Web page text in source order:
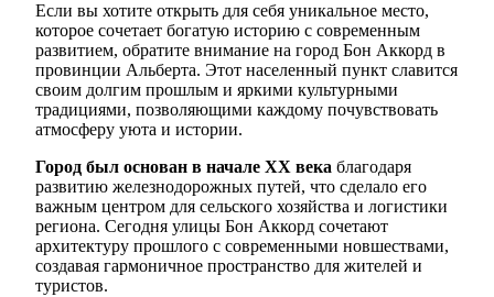
Если вы хотите открыть для себя уникальное место,
которое сочетает богатую историю с современным
развитием, обратите внимание на город Бон Аккорд в
провинции Альберта. Этот населенный пункт славится
своим долгим прошлым и яркими культурными
традициями, позволяющими каждому почувствовать
атмосферу уюта и истории.
Город был основан в начале XX века благодаря
развитию железнодорожных путей, что сделало его
важным центром для сельского хозяйства и логистики
региона. Сегодня улицы Бон Аккорд сочетают
архитектуру прошлого с современными новшествами,
создавая гармоничное пространство для жителей и
туристов.